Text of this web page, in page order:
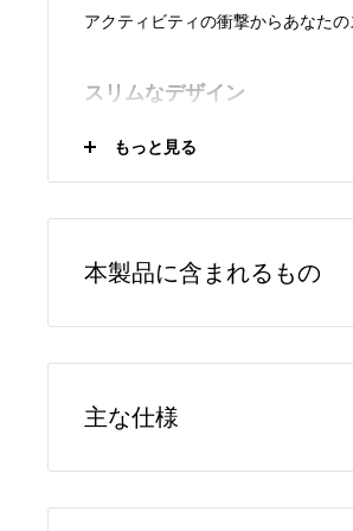
アクティビティの衝撃からあなたの
スリムなデザイン
スリムな形状とソフトタッチな素
ワイヤレス充電器は、クアッドロ
ライがあれば、サードパーティー
もっと見る
本製品に含まれるもの
1 x 専用ケース本体
1 x QUADLOCK MAG対応ケース
主な仕様
TPU・ポリカーボネイト製ケース